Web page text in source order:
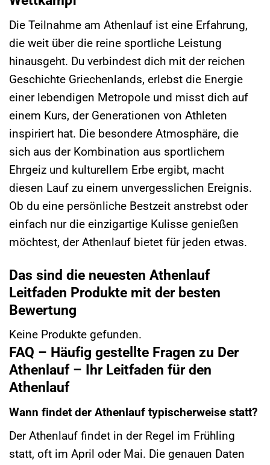
Die Teilnahme am Athenlauf ist eine Erfahrung,
die weit über die reine sportliche Leistung
hinausgeht. Du verbindest dich mit der reichen
Geschichte Griechenlands, erlebst die Energie
einer lebendigen Metropole und misst dich auf
einem Kurs, der Generationen von Athleten
inspiriert hat. Die besondere Atmosphäre, die
sich aus der Kombination aus sportlichem
Ehrgeiz und kulturellem Erbe ergibt, macht
diesen Lauf zu einem unvergesslichen Ereignis.
Ob du eine persönliche Bestzeit anstrebst oder
einfach nur die einzigartige Kulisse genießen
möchtest, der Athenlauf bietet für jeden etwas.
Das sind die neuesten Athenlauf
Leitfaden Produkte mit der besten
Bewertung
Keine Produkte gefunden.
FAQ – Häufig gestellte Fragen zu Der
Athenlauf – Ihr Leitfaden für den
Athenlauf
Wann findet der Athenlauf typischerweise statt?
Der Athenlauf findet in der Regel im Frühling
statt, oft im April oder Mai. Die genauen Daten